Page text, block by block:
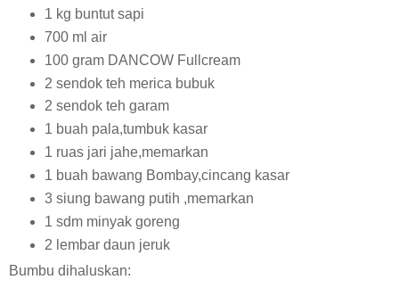
1 kg buntut sapi
700 ml air
100 gram DANCOW Fullcream
2 sendok teh merica bubuk
2 sendok teh garam
1 buah pala,tumbuk kasar
1 ruas jari jahe,memarkan
1 buah bawang Bombay,cincang kasar
3 siung bawang putih ,memarkan
1 sdm minyak goreng
2 lembar daun jeruk
Bumbu dihaluskan: